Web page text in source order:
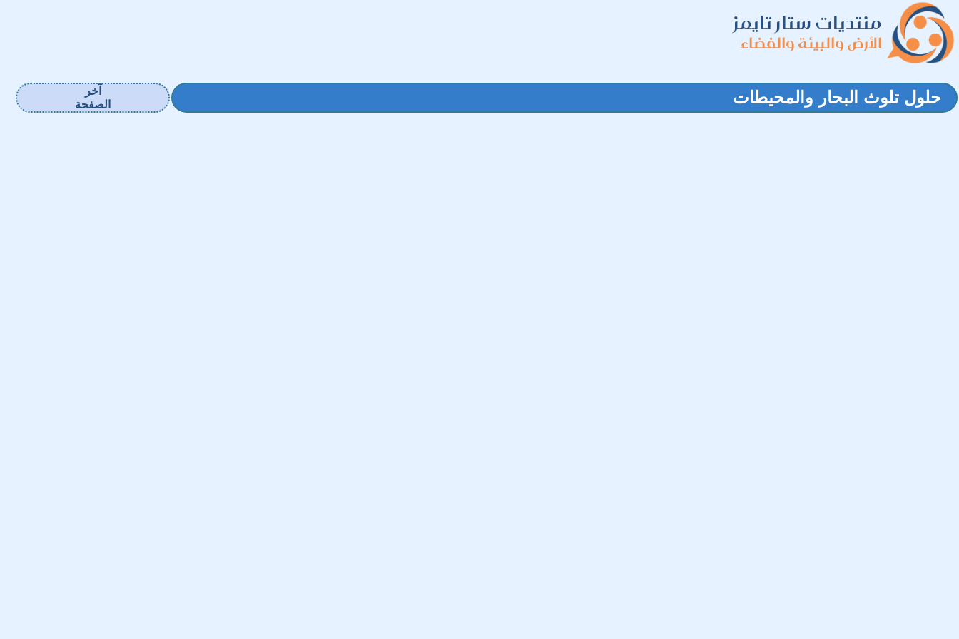
منتديات ستار تايمز
الأرض والبيئة والفضاء
حلول تلوث البحار والمحيطات
آخر
الصفحة